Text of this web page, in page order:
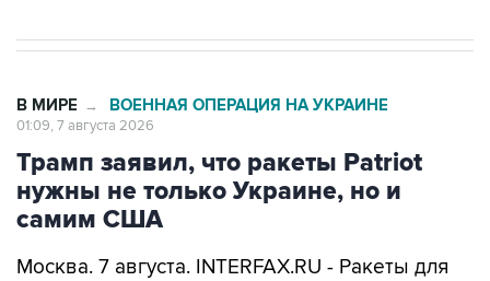
В МИРЕ → ВОЕННАЯ ОПЕРАЦИЯ НА УКРАИНЕ
01:09, 7 августа 2026
Трамп заявил, что ракеты Patriot
нужны не только Украине, но и
самим США
Москва. 7 августа. INTERFAX.RU - Ракеты для